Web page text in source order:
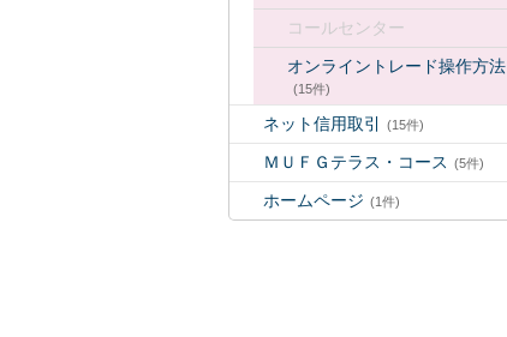
コールセンター
オンライントレード操作方法
(15件)
ネット信用取引 (15件)
ＭＵＦＧテラス・コース (5件)
ホームページ (1件)